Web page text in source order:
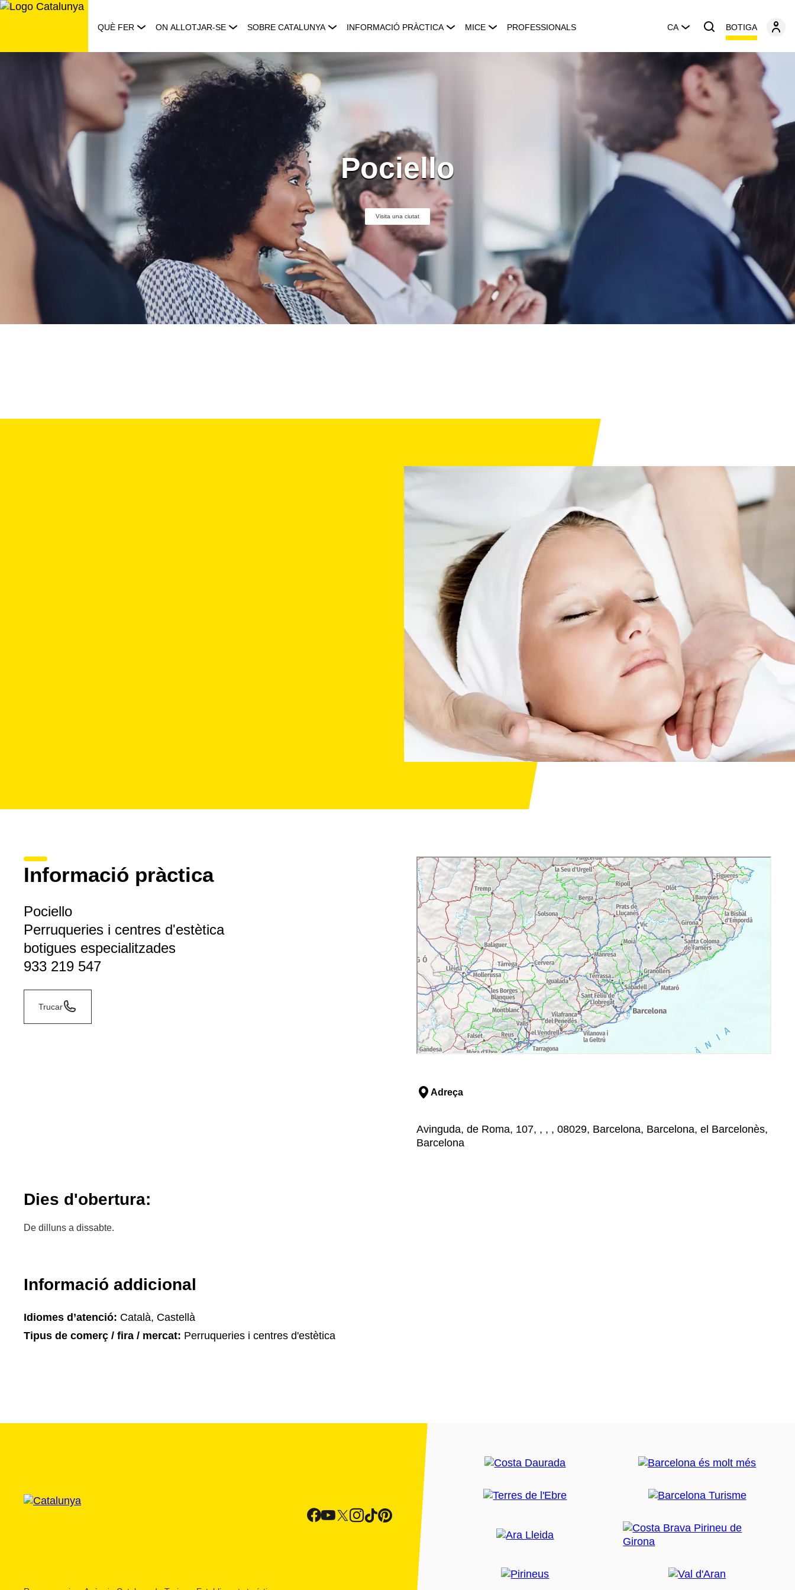
Saltar
QUÈ FER ON ALLOTJAR-SE SOBRE CATALUNYA INFORMACIÓ PRÀCTICA MICE PROFESSIONALS CA BOTIGA
Pociello
Visita una ciutat
Informació pràctica
Pociello
Perruqueries i centres d'estètica
botigues especialitzades
933 219 547
Trucar
Adreça
Avinguda, de Roma, 107, , , , 08029, Barcelona, Barcelona, el Barcelonès,
Barcelona
Dies d'obertura:
De dilluns a dissabte.
Informació addicional
Idiomes d’atenció: Català, Castellà
Tipus de comerç / fira / mercat: Perruqueries i centres d'estètica